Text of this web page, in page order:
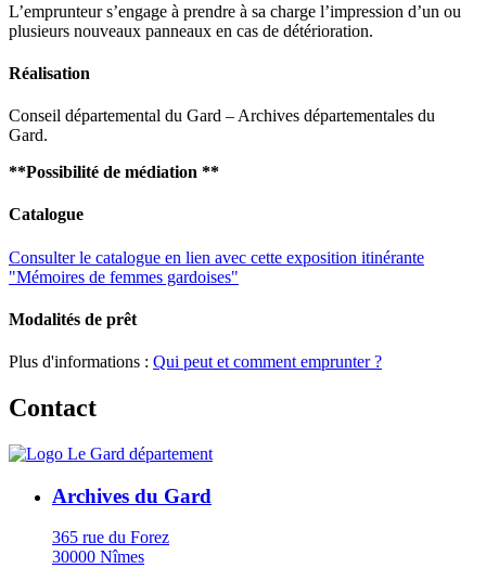
L’emprunteur s’engage à prendre à sa charge l’impression d’un ou
plusieurs nouveaux panneaux en cas de détérioration.
Réalisation
Conseil départemental du Gard – Archives départementales du
Gard.
**Possibilité de médiation **
Catalogue
Consulter le catalogue en lien avec cette exposition itinérante
"Mémoires de femmes gardoises"
Modalités de prêt
Plus d'informations : Qui peut et comment emprunter ?
Contact
Archives du Gard
365 rue du Forez
30000 Nîmes